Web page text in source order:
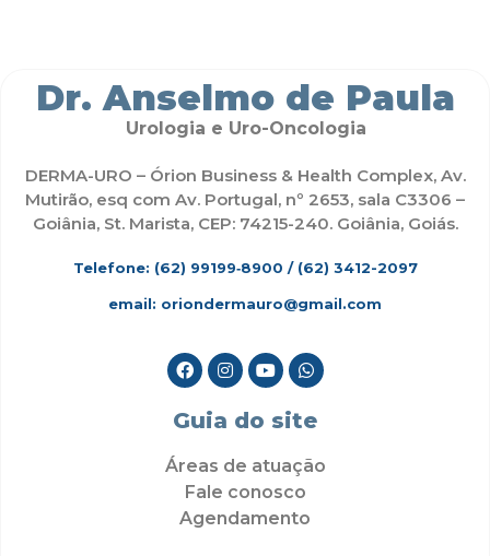
Dr. Anselmo de Paula
Urologia e Uro-Oncologia
DERMA-URO – Órion Business & Health Complex, Av.
Mutirão, esq com Av. Portugal, nº 2653, sala C3306 –
Goiânia, St. Marista, CEP: 74215-240. Goiânia, Goiás.
Telefone: (62) 99199‑8900 / (62) 3412-2097
email: oriondermauro@gmail.com
Guia do site
Áreas de atuação
Fale conosco
Agendamento